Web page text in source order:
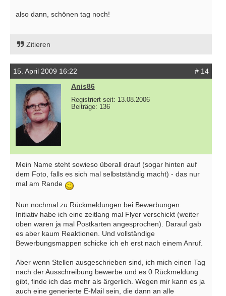
also dann, schönen tag noch!
Zitieren
15. April 2009 16:22
# 14
Anis86
Registriert seit: 13.08.2006
Beiträge: 136
Mein Name steht sowieso überall drauf (sogar hinten auf
dem Foto, falls es sich mal selbstständig macht) - das nur
mal am Rande
Nun nochmal zu Rückmeldungen bei Bewerbungen.
Initiativ habe ich eine zeitlang mal Flyer verschickt (weiter
oben waren ja mal Postkarten angesprochen). Darauf gab
es aber kaum Reaktionen. Und vollständige
Bewerbungsmappen schicke ich eh erst nach einem Anruf.
Aber wenn Stellen ausgeschrieben sind, ich mich einen Tag
nach der Ausschreibung bewerbe und es 0 Rückmeldung
gibt, finde ich das mehr als ärgerlich. Wegen mir kann es ja
auch eine generierte E-Mail sein, die dann an alle